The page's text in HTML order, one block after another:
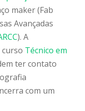
maker (Fab
Avançadas
). A
Técnico em
ter contato
com um